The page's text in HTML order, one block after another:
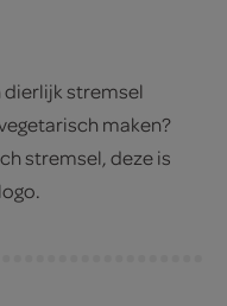
dierlijk stremsel
maken?
stremsel, deze is